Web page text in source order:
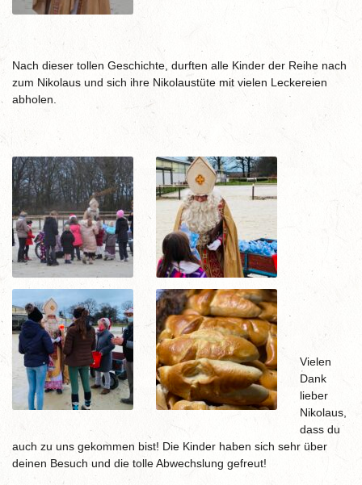
Nach dieser tollen Geschichte, durften alle Kinder der Reihe nach
zum Nikolaus und sich ihre Nikolaustüte mit vielen Leckereien
abholen.
Vielen
Dank
lieber
Nikolaus,
dass du
auch zu uns gekommen bist! Die Kinder haben sich sehr über
deinen Besuch und die tolle Abwechslung gefreut!